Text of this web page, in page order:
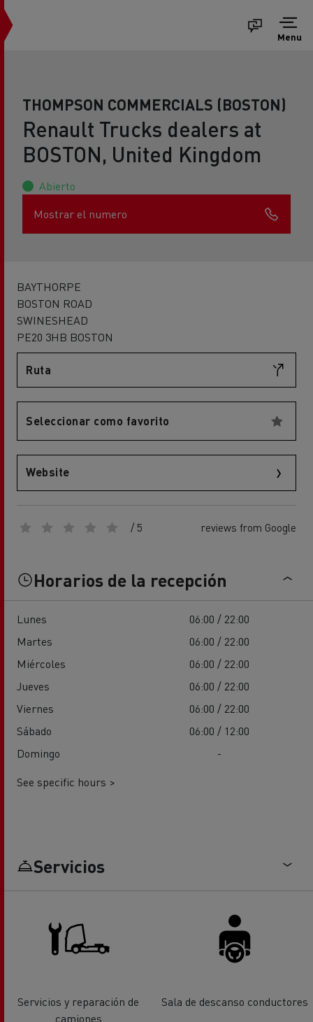
Menu
THOMPSON COMMERCIALS (BOSTON)
Renault Trucks dealers at
BOSTON, United Kingdom
Abierto
Mostrar el numero
BAYTHORPE
BOSTON ROAD
SWINESHEAD
PE20 3HB BOSTON
Ruta
Seleccionar como favorito
Website
/ 5 reviews from Google
Horarios de la recepción
Lunes
06:00 / 22:00
Martes
06:00 / 22:00
Miércoles
06:00 / 22:00
Jueves
06:00 / 22:00
Viernes
06:00 / 22:00
Sábado
06:00 / 12:00
Domingo
-
See specific hours >
Servicios
Servicios y reparación de
camiones
Sala de descanso conductores